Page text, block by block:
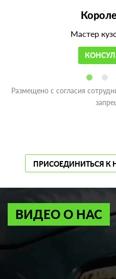
Мастер
Размещено с согласия
ПРИСОЕДИНИТЬСЯ
ВИДЕО О НАС